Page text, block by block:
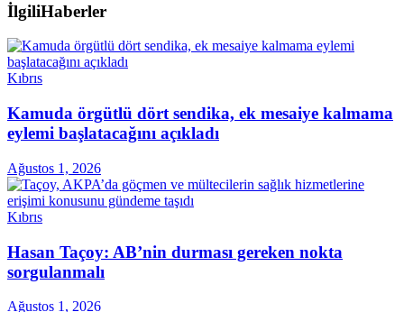
İlgiliHaberler
Kıbrıs
Kamuda örgütlü dört sendika, ek mesaiye kalmama
eylemi başlatacağını açıkladı
Ağustos 1, 2026
Kıbrıs
Hasan Taçoy: AB’nin durması gereken nokta
sorgulanmalı
Ağustos 1, 2026